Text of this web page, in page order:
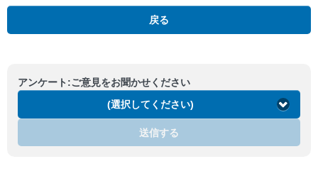
戻る
アンケート:ご意見をお聞かせください
(選択してください)
送信する